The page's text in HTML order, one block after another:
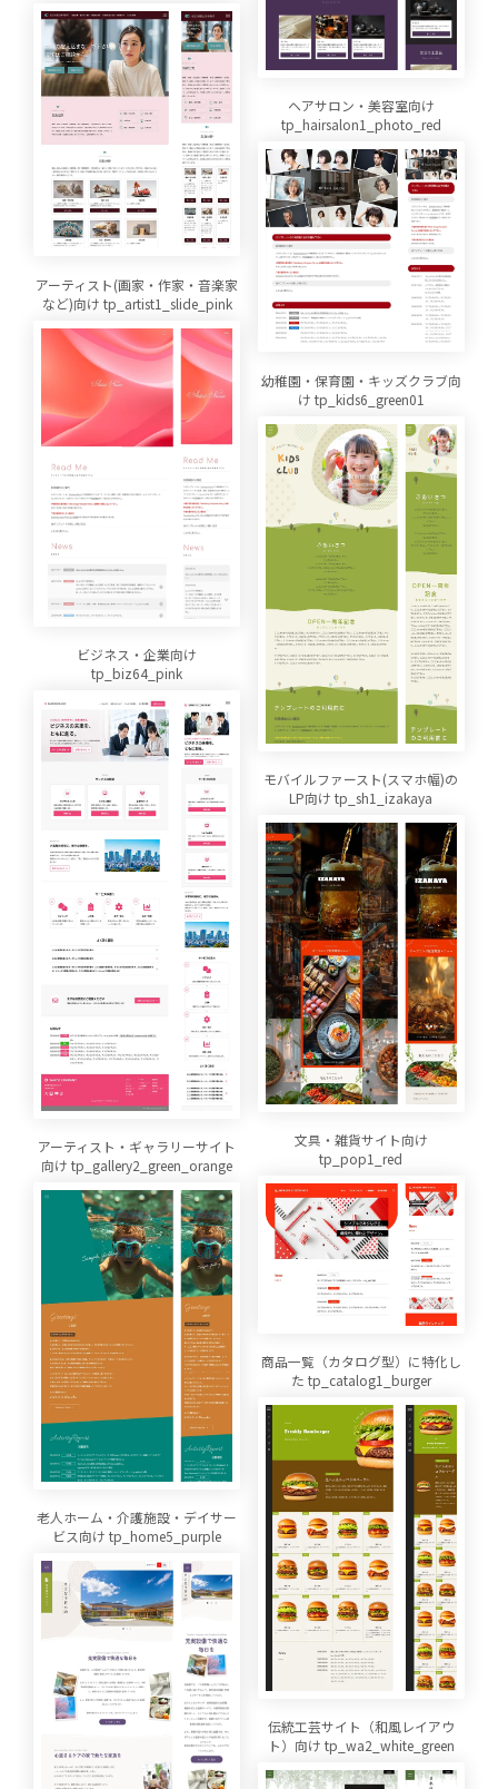
ヘアサロン・美容室向け
tp_hairsalon1_photo_red
アーティスト(画家・作家・音楽家
など)向け tp_artist1_slide_pink
幼稚園・保育園・キッズクラブ向
け tp_kids6_green01
ビジネス・企業向け
tp_biz64_pink
モバイルファースト(スマホ幅)の
LP向け tp_sh1_izakaya
文具・雑貨サイト向け
tp_pop1_red
アーティスト・ギャラリーサイト
向け tp_gallery2_green_orange
商品一覧（カタログ型）に特化し
た tp_catalog1_burger
老人ホーム・介護施設・デイサー
ビス向け tp_home5_purple
伝統工芸サイト（和風レイアウ
ト）向け tp_wa2_white_green